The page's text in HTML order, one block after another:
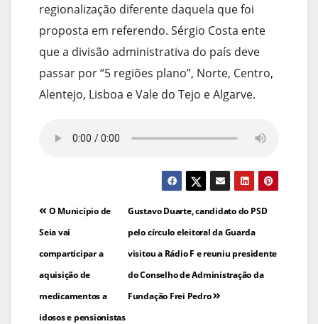
regionalização diferente daquela que foi
proposta em referendo. Sérgio Costa ente
que a divisão administrativa do país deve
passar por “5 regiões plano”, Norte, Centro,
Alentejo, Lisboa e Vale do Tejo e Algarve.
Navegação
de
artigos
Gustavo Duarte, candidato do PSD
pelo círculo eleitoral da Guarda
visitou a Rádio F e reuniu presidente
do Conselho de Administração da
Fundação Frei Pedro
O Município de
Seia vai
comparticipar a
aquisição de
medicamentos a
idosos e pensionistas